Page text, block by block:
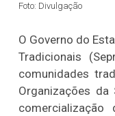
Foto: Divulgação
O Governo do
Tradicionais
comunidades
Organizações